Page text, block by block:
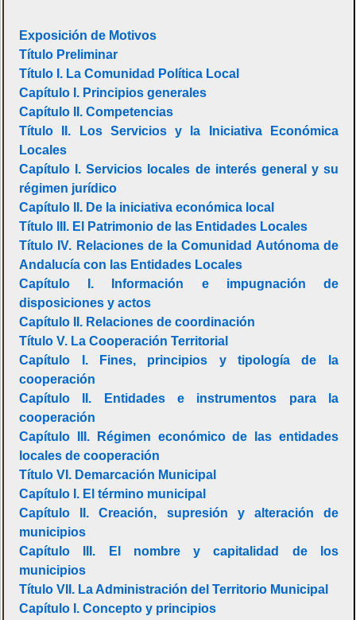
Exposición de Motivos
Título Preliminar
Título I. La Comunidad Política Local
Capítulo I. Principios generales
Capítulo II. Competencias
Título II. Los Servicios y la Iniciativa Económica
Locales
Capítulo I. Servicios locales de interés general y su
régimen jurídico
Capítulo II. De la iniciativa económica local
Título III. El Patrimonio de las Entidades Locales
Título IV. Relaciones de la Comunidad Autónoma de
Andalucía con las Entidades Locales
Capítulo I. Información e impugnación de
disposiciones y actos
Capítulo II. Relaciones de coordinación
Título V. La Cooperación Territorial
Capítulo I. Fines, principios y tipología de la
cooperación
Capítulo II. Entidades e instrumentos para la
cooperación
Capítulo III. Régimen económico de las entidades
locales de cooperación
Título VI. Demarcación Municipal
Capítulo I. El término municipal
Capítulo II. Creación, supresión y alteración de
municipios
Capítulo III. El nombre y capitalidad de los
municipios
Título VII. La Administración del Territorio Municipal
Capítulo I. Concepto y principios